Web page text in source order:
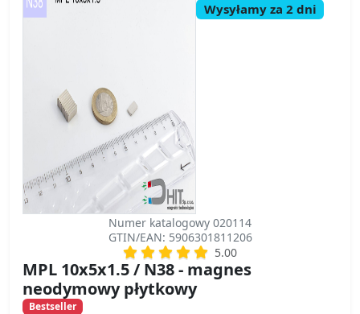
Wysyłamy za 2 dni
Numer katalogowy 020114
GTIN/EAN: 5906301811206
5.00
MPL 10x5x1.5 / N38 - magnes
neodymowy płytkowy
Bestseller